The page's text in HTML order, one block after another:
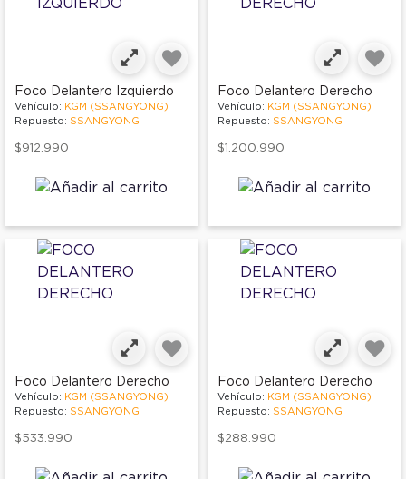
Foco Delantero Izquierdo
Vehículo: KGM (SSANGYONG)
Repuesto: SSANGYONG
$912.990
Foco Delantero Derecho
Vehículo: KGM (SSANGYONG)
Repuesto: SSANGYONG
$1.200.990
Foco Delantero Derecho
Vehículo: KGM (SSANGYONG)
Repuesto: SSANGYONG
$533.990
Foco Delantero Derecho
Vehículo: KGM (SSANGYONG)
Repuesto: SSANGYONG
$288.990